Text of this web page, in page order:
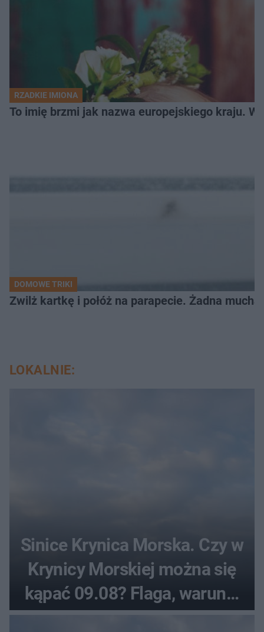
RZADKIE IMIONA
To imię brzmi jak nazwa europejskiego kraju.
DOMOWE TRIKI
Zwilż kartkę i połóż na parapecie. Żadna
LOKALNIE:
Sinice Krynica Morska. Czy w
Krynicy Morskiej można się
kąpać 09.08? Flaga, warunki
pogodowe